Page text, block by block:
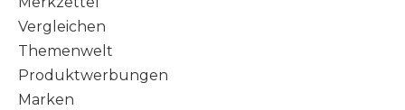
Vergleichen
Themenwelt
Produktwerbungen
Marken